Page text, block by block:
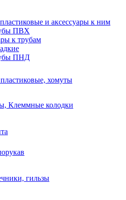
и аксессуары к ним
ПВХ
к трубам
ПНД
хомуты
Клеммные колодки
гильзы